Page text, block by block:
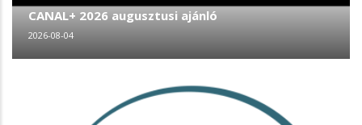
CANAL+ 2026 augusztusi ajánló
2026-08-04